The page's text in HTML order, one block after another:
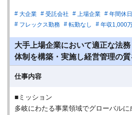
大企業 受託会社 上場企業
年間休
フレックス勤務
転勤なし 年収1,000
大手上場企業において適正な法
体制を構築・実施し経営管理の
仕事内容
■ミッション
多岐にわたる事業領域でグローバル